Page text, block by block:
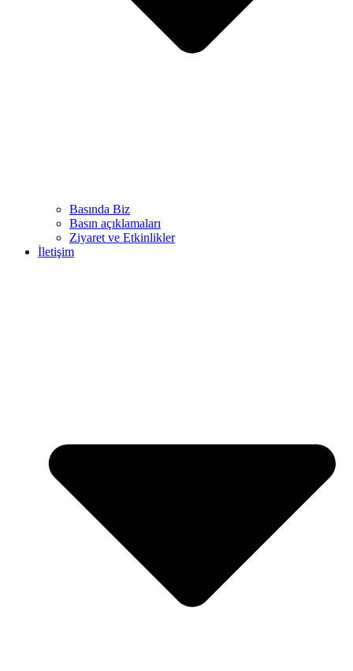
Basında Biz
Basın açıklamaları
Ziyaret ve Etkinlikler
İletişim